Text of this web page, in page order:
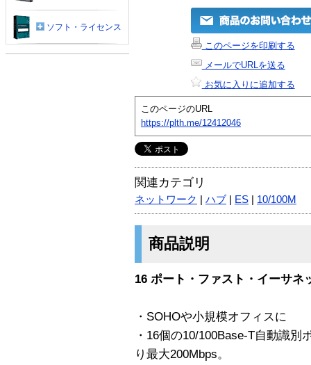
このページを印刷する
メールでURLを送る
お気に入りに追加する
このページのURL
https://plth.me/12412046
関連カテゴリ
ネットワーク ハブ ES 10/100M
商品説明
16 ポート・ファスト・イーサネ
・SOHOや小規模オフィスに
・16個の10/100Base-T自動識
り最大200Mbps。
ソフト・ライセンス